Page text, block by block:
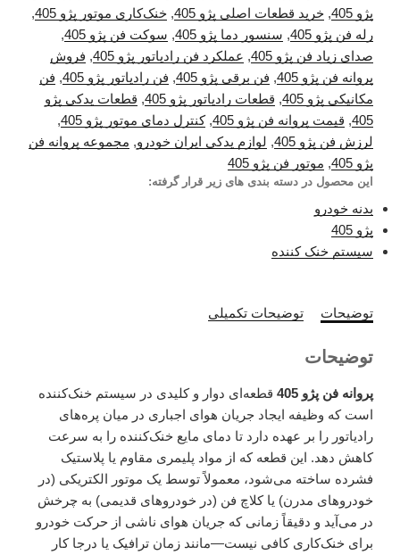
پژو 405
, خرید قطعات اصلی پژو 405 , خنک‌کاری موتور پژو 405
,
رله فن پژو 405
, سنسور دما پژو 405 , سوکت فن پژو 405
,
صدای زیاد فن پژو 405
, عملکرد فن رادیاتور پژو 405 , فروش
پروانه فن پژو 405
, فن برقی پژو 405 , فن رادیاتور پژو 405 , فن
مکانیکی پژو 405
, قطعات رادیاتور پژو 405 , قطعات یدکی پژو
405
, قیمت پروانه فن پژو 405 ,کنترل دمای موتور پژو 405
,
لرزش فن پژو 405
, لوازم یدکی ایران خودرو, مجموعه پروانه فن
پژو 405
, موتور فن پژو 405
این محصول در دسته بندی های زیر قرار گرفته:
بدنه خودرو
پژو 405
سیستم خنک کننده
توضیحات توضیحات تکمیلی
توضیحات
پروانه فن پژو 405
قطعه‌ای دوار و کلیدی در سیستم خنک‌کننده
است که وظیفه ایجاد جریان هوای اجباری در میان پره‌های
رادیاتور را بر عهده دارد تا دمای مایع خنک‌کننده را به سرعت
کاهش دهد. این قطعه که از مواد پلیمری مقاوم یا پلاستیک
فشرده ساخته می‌شود، معمولاً توسط یک موتور الکتریکی (در
خودروهای مدرن) یا کلاچ فن (در خودروهای قدیمی) به چرخش
در می‌آید و دقیقاً زمانی که جریان هوای ناشی از حرکت خودرو
برای خنک‌کاری کافی نیست—مانند زمان ترافیک یا درجا کار